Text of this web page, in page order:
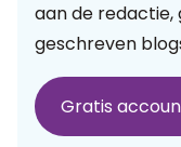
aan de redactie,
geschreven
Gratis